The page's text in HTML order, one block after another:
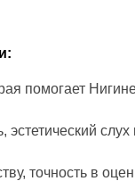
помогает
эстетический
точность в